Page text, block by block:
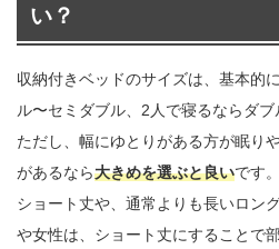
い？
収納付きベッドのサイズは、基本的
ル〜セミダブル、2人で寝るならダブ
ただし、幅にゆとりがある方が眠り
があるなら大きめを選ぶと良いです
ショート丈や、通常よりも長いロン
や女性は、ショート丈にすることで